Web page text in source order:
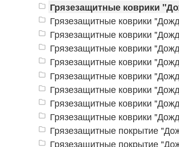
Грязезащитные коврики
Грязезащитные коврики
Грязезащитные коврики
Грязезащитные коврики
Грязезащитные коврики
Грязезащитные коврики
Грязезащитные коврики
Грязезащитные коврики
Грязезащитные коврики
Грязезащитные покрытие
Грязезащитные покрытие